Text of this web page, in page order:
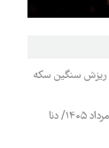
طلا و سکه یکشنبه ۱۱ مرداد ۱۴۰۵/ ریزش سنگین سکه
قیمت محصولات ایران خودرو پنج‌شنبه ۸ مرداد ۱۴۰۵/ دنا